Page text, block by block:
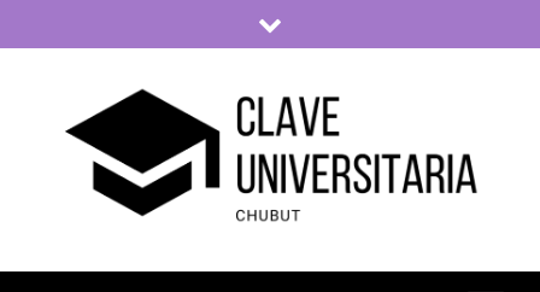
to
Clave Universitaria